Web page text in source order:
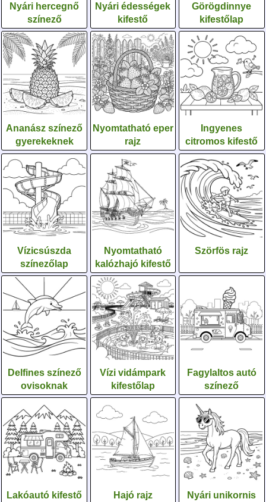
Nyári hercegnő
színező
Nyári édességek
kifestő
Görögdinnye
kifestőlap
Ananász színező
gyerekeknek
Nyomtatható eper
rajz
Ingyenes
citromos kifestő
Vízicsúszda
színezőlap
Nyomtatható
kalózhajó kifestő
Szörfös rajz
Delfines színező
ovisoknak
Vízi vidámpark
kifestőlap
Fagylaltos autó
színező
Lakóautó kifestő
Hajó rajz
Nyári unikornis